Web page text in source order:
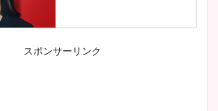
小室瑛莉子のカップ画像まと
スポンサーリンク